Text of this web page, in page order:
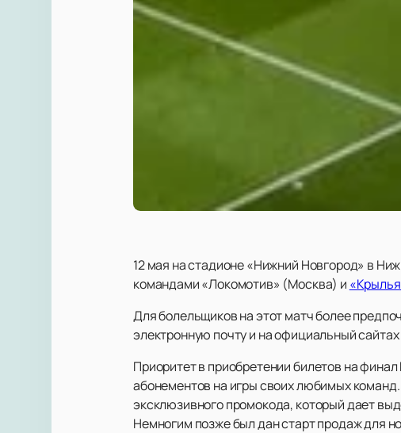
12 мая на стадионе «Нижний Новгород» в
командами «Локомотив» (Москва) и
Для болельщиков на этот матч более
электронную почту и на официальный сайтах
Приоритет в приобретении билетов на
абонементов на игры своих любимых
эксклюзивного промокода, который дает
Немногим позже был дан старт продаж для